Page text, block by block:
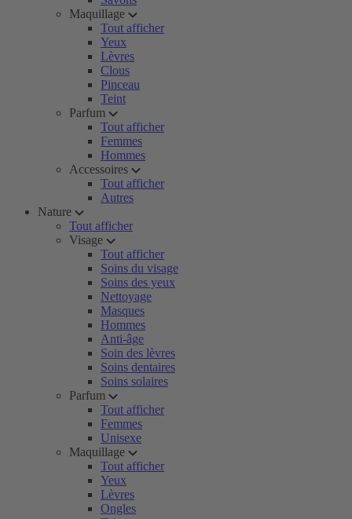
Maquillage
Tout afficher
Yeux
Lèvres
Clous
Pinceau
Teint
Parfum
Tout afficher
Femmes
Hommes
Accessoires
Tout afficher
Autres
Nature
Tout afficher
Visage
Tout afficher
Soins du visage
Soins des yeux
Nettoyage
Masques
Hommes
Anti-âge
Soin des lèvres
Soins dentaires
Soins solaires
Parfum
Tout afficher
Femmes
Unisexe
Maquillage
Tout afficher
Yeux
Lèvres
Ongles